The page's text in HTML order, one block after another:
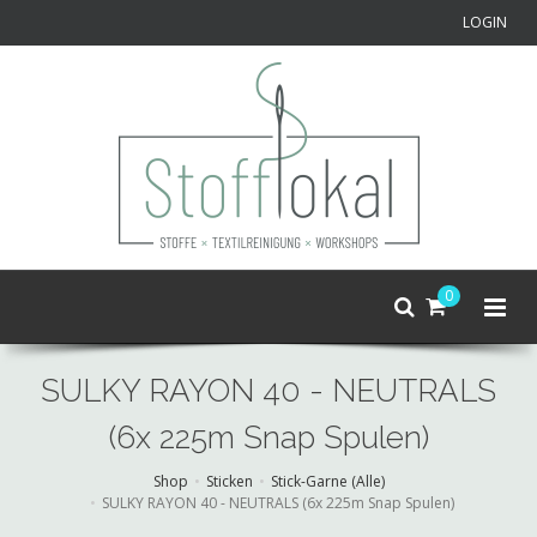
LOGIN
0
SULKY RAYON 40 - NEUTRALS
(6x 225m Snap Spulen)
Shop Sticken
Stick-Garne (Alle)
SULKY RAYON 40 - NEUTRALS (6x 225m Snap Spulen)